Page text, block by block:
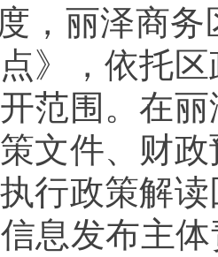
，丽泽商务
》，依托
范围。在
文件、财
行政策解
息发布主